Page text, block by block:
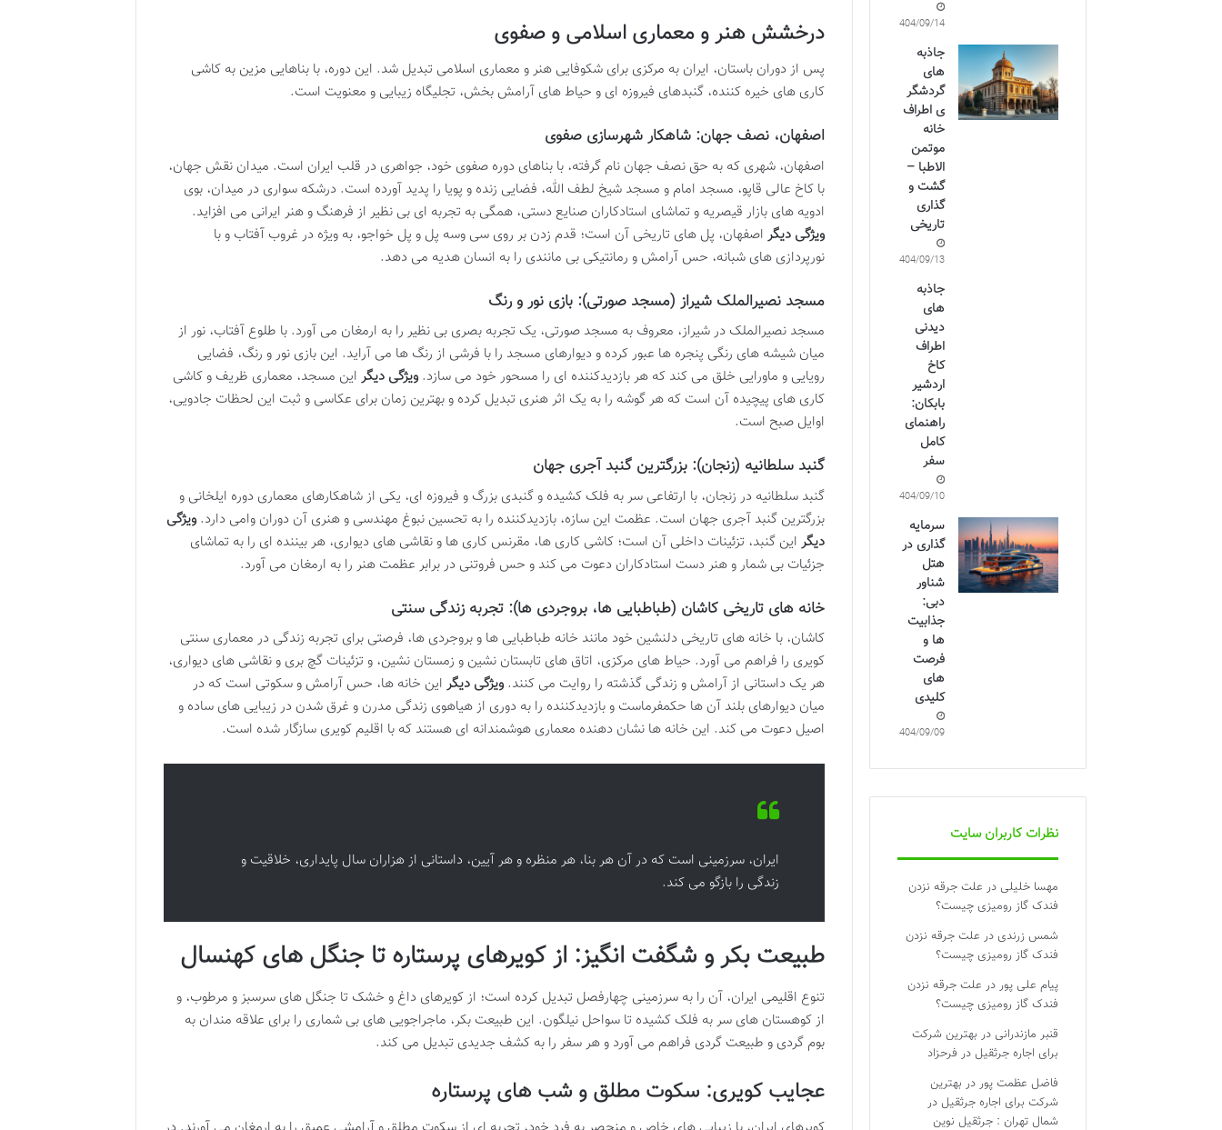
درخشش هنر و معماری اسلامی و صفوی
پس از دوران باستان، ایران به مرکزی برای شکوفایی هنر و معماری اسلامی تبدیل شد. این دوره، با بناهایی مزین به کاشی
کاری های خیره کننده، گنبدهای فیروزه ای و حیاط های آرامش بخش، تجلیگاه زیبایی و معنویت است.
اصفهان، نصف جهان: شاهکار شهرسازی صفوی
اصفهان، شهری که به حق نصف جهان نام گرفته، با بناهای دوره صفوی خود، جواهری در قلب ایران است. میدان نقش جهان،
با کاخ عالی قاپو، مسجد امام و مسجد شیخ لطف الله، فضایی زنده و پویا را پدید آورده است. درشکه سواری در میدان، بوی
ادویه های بازار قیصریه و تماشای استادکاران صنایع دستی، همگی به تجربه ای بی نظیر از فرهنگ و هنر ایرانی می افزاید.
ویژگی دیگر اصفهان، پل های تاریخی آن است؛ قدم زدن بر روی سی وسه پل و پل خواجو، به ویژه در غروب آفتاب و با
نورپردازی های شبانه، حس آرامش و رمانتیکی بی مانندی را به انسان هدیه می دهد.
مسجد نصیرالملک شیراز (مسجد صورتی): بازی نور و رنگ
مسجد نصیرالملک در شیراز، معروف به مسجد صورتی، یک تجربه بصری بی نظیر را به ارمغان می آورد. با طلوع آفتاب، نور از
میان شیشه های رنگی پنجره ها عبور کرده و دیوارهای مسجد را با فرشی از رنگ ها می آراید. این بازی نور و رنگ، فضایی
رویایی و ماورایی خلق می کند که هر بازدیدکننده ای را مسحور خود می سازد.ویژگی دیگر این مسجد، معماری ظریف و کاشی
کاری های پیچیده آن است که هر گوشه را به یک اثر هنری تبدیل کرده و بهترین زمان برای عکاسی و ثبت این لحظات جادویی،
اوایل صبح است.
گنبد سلطانیه (زنجان): بزرگترین گنبد آجری جهان
گنبد سلطانیه در زنجان، با ارتفاعی سر به فلک کشیده و گنبدی بزرگ و فیروزه ای، یکی از شاهکارهای معماری دوره ایلخانی و
بزرگترین گنبد آجری جهان است. عظمت این سازه، بازدیدکننده را به تحسین نبوغ مهندسی و هنری آن دوران وامی دارد.ویژگی
دیگر این گنبد، تزئینات داخلی آن است؛ کاشی کاری ها، مقرنس کاری ها و نقاشی های دیواری، هر بیننده ای را به تماشای
جزئیات بی شمار و هنر دست استادکاران دعوت می کند و حس فروتنی در برابر عظمت هنر را به ارمغان می آورد.
خانه های تاریخی کاشان (طباطبایی ها، بروجردی ها): تجربه زندگی سنتی
کاشان، با خانه های تاریخی دلنشین خود مانند خانه طباطبایی ها و بروجردی ها، فرصتی برای تجربه زندگی در معماری سنتی
کویری را فراهم می آورد. حیاط های مرکزی، اتاق های تابستان نشین و زمستان نشین، و تزئینات گچ بری و نقاشی های دیواری،
هر یک داستانی از آرامش و زندگی گذشته را روایت می کنند.ویژگی دیگر این خانه ها، حس آرامش و سکوتی است که در
میان دیوارهای بلند آن ها حکمفرماست و بازدیدکننده را به دوری از هیاهوی زندگی مدرن و غرق شدن در زیبایی های ساده و
اصیل دعوت می کند. این خانه ها نشان دهنده معماری هوشمندانه ای هستند که با اقلیم کویری سازگار شده است.
ایران، سرزمینی است که در آن هر بنا، هر منظره و هر آیین، داستانی از هزاران سال پایداری، خلاقیت و
زندگی را بازگو می کند.
طبیعت بکر و شگفت انگیز: از کویرهای پرستاره تا جنگل های کهنسال
تنوع اقلیمی ایران، آن را به سرزمینی چهارفصل تبدیل کرده است؛ از کویرهای داغ و خشک تا جنگل های سرسبز و مرطوب، و
از کوهستان های سر به فلک کشیده تا سواحل نیلگون. این طبیعت بکر، ماجراجویی های بی شماری را برای علاقه مندان به
بوم گردی و طبیعت گردی فراهم می آورد و هر سفر را به کشف جدیدی تبدیل می کند.
عجایب کویری: سکوت مطلق و شب های پرستاره
1404/09/14
جاذبه
های
گردشگر
ی اطراف
خانه
موتمن
الاطبا –
گشت و
گذاری
تاریخی
1404/09/13
جاذبه
های
دیدنی
اطراف
کاخ
اردشیر
بابکان:
راهنمای
کامل
سفر
1404/09/10
سرمایه
گذاری در
هتل
شناور
دبی:
جذابیت
ها و
فرصت
های
کلیدی
1404/09/09
نظرات کاربران سایت
مهسا خلیلی در علت جرقه نزدن
فندک گاز رومیزی چیست؟
شمس زرندی در علت جرقه نزدن
فندک گاز رومیزی چیست؟
پیام علی پور در علت جرقه نزدن
فندک گاز رومیزی چیست؟
قنبر مازندرانی در بهترین شرکت
برای اجاره جرثقیل در فرحزاد
فاضل عظمت پور در بهترین
شرکت برای اجاره جرثقیل در
شمال تهران : جرثقیل نوین